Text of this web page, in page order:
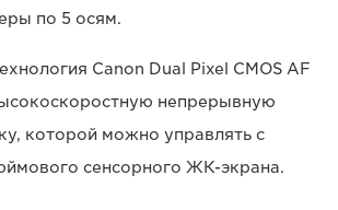
по 5 осям.
Canon Dual Pixel CMOS AF
непрерывную
которой можно управлять с
сенсорного ЖК-экрана.